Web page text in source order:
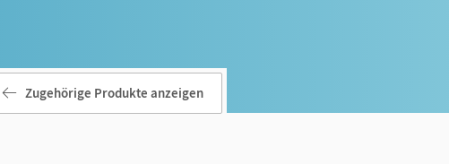
Zugehörige Produkte anzeigen